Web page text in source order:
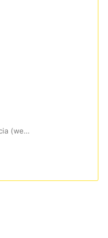
Backrooms. Bez wyjścia (wersja rozszerzona)